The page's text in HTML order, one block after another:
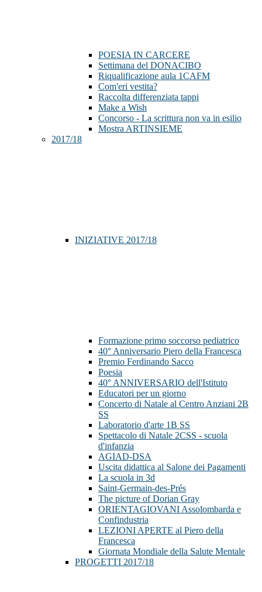
POESIA IN CARCERE
Settimana del DONACIBO
Riqualificazione aula 1CAFM
Com'eri vestita?
Raccolta differenziata tappi
Make a Wish
Concorso - La scrittura non va in esilio
Mostra ARTINSIEME
2017/18
INIZIATIVE 2017/18
Formazione primo soccorso pediatrico
40° Anniversario Piero della Francesca
Premio Ferdinando Sacco
Poesia
40° ANNIVERSARIO dell'Istituto
Educatori per un giorno
Concerto di Natale al Centro Anziani 2B
SS
Laboratorio d'arte 1B SS
Spettacolo di Natale 2CSS - scuola
d'infanzia
AGIAD-DSA
Uscita didattica al Salone dei Pagamenti
La scuola in 3d
Saint-Germain-des-Prés
The picture of Dorian Gray
ORIENTAGIOVANI Assolombarda e
Confindustria
LEZIONI APERTE al Piero della
Francesca
Giornata Mondiale della Salute Mentale
PROGETTI 2017/18